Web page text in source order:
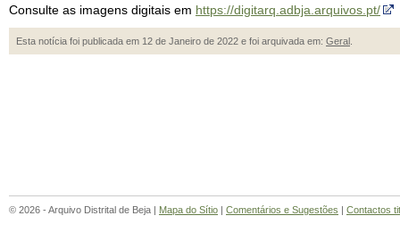
Consulte as imagens digitais em https://digitarq.adbja.arquivos.pt/
Esta notícia foi publicada em 12 de Janeiro de 2022 e foi arquivada em: Geral
© 2026 - Arquivo Distrital de Beja | Mapa do Sítio Comentários e Sugestões Contactos